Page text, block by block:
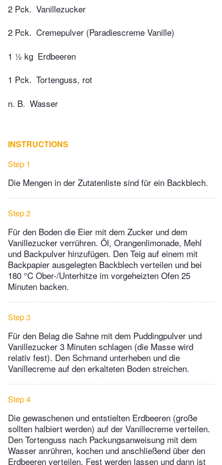
2 Pck. Vanillezucker
2 Pck. Cremepulver (Paradiescreme Vanille)
1 ½ kg Erdbeeren
1 Pck. Tortenguss, rot
n. B. Wasser
INSTRUCTIONS
Step 1
Die Mengen in der Zutatenliste sind für ein Backblech.
Step 2
Für den Boden die Eier mit dem Zucker und dem
Vanillezucker verrühren. Öl, Orangenlimonade, Mehl
und Backpulver hinzufügen. Den Teig auf einem mit
Backpapier ausgelegten Backblech verteilen und bei
180 °C Ober-/Unterhitze im vorgeheizten Ofen 25
Minuten backen.
Step 3
Für den Belag die Sahne mit dem Puddingpulver und
Vanillezucker 3 Minuten schlagen (die Masse wird
relativ fest). Den Schmand unterheben und die
Vanillecreme auf den erkalteten Boden streichen.
Step 4
Die gewaschenen und entstielten Erdbeeren (große
sollten halbiert werden) auf der Vanillecreme verteilen.
Den Tortenguss nach Packungsanweisung mit dem
Wasser anrühren, kochen und anschließend über den
Erdbeeren verteilen. Fest werden lassen und dann ist